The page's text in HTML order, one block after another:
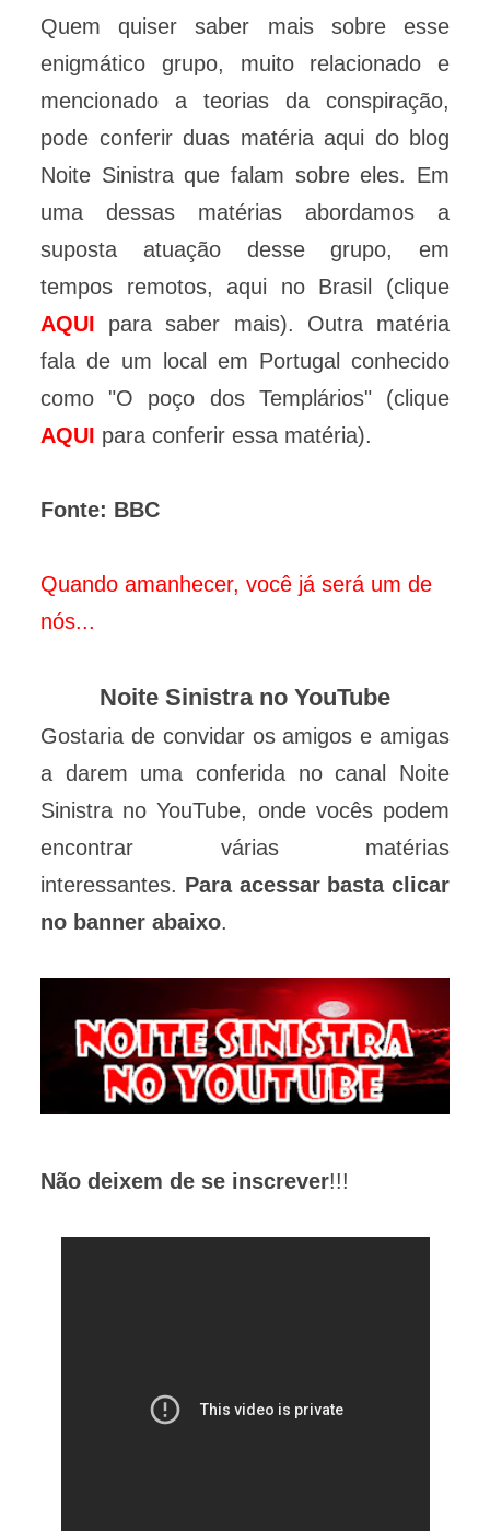
Quem quiser saber mais sobre esse
enigmático grupo, muito relacionado e
mencionado a teorias da conspiração,
pode conferir duas matéria aqui do blog
Noite Sinistra que falam sobre eles. Em
uma dessas matérias abordamos a
suposta atuação desse grupo, em
tempos remotos, aqui no Brasil (clique
AQUI para saber mais). Outra matéria
fala de um local em Portugal conhecido
como "O poço dos Templários" (clique
AQUI para conferir essa matéria).
Fonte: BBC
Quando amanhecer, você já será um de
nós...
Noite Sinistra no YouTube
Gostaria de convidar os amigos e amigas
a darem uma conferida no canal Noite
Sinistra no YouTube, onde vocês podem
encontrar várias matérias
interessantes. Para acessar basta clicar
no banner abaixo.
Não deixem de se inscrever!!!